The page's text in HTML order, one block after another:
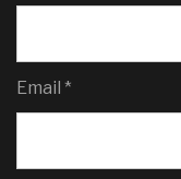
Email *